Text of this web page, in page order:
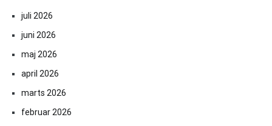
juli 2026
juni 2026
maj 2026
april 2026
marts 2026
februar 2026